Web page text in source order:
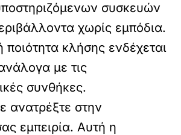
συσκευών
χωρίς εμπόδια.
ποιότητα κλήσης ενδέχεται
με τις
συνθήκες.
ανατρέξτε στην
εμπειρία. Αυτή η